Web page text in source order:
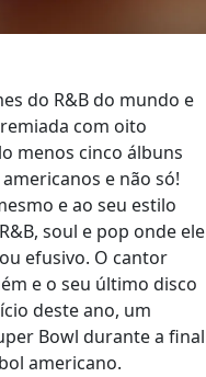
do R&B do mundo e
com oito
menos cinco álbuns
e não só!
e ao seu estilo
soul e pop onde ele
efusivo. O cantor
e o seu último disco
deste ano, um
Bowl durante a final
americano.